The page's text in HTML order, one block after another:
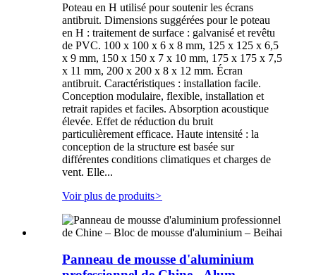
Poteau en H utilisé pour soutenir les écrans
antibruit. Dimensions suggérées pour le poteau
en H : traitement de surface : galvanisé et revêtu
de PVC. 100 x 100 x 6 x 8 mm, 125 x 125 x 6,5
x 9 mm, 150 x 150 x 7 x 10 mm, 175 x 175 x 7,5
x 11 mm, 200 x 200 x 8 x 12 mm. Écran
antibruit. Caractéristiques : installation facile.
Conception modulaire, flexible, installation et
retrait rapides et faciles. Absorption acoustique
élevée. Effet de réduction du bruit
particulièrement efficace. Haute intensité : la
conception de la structure est basée sur
différentes conditions climatiques et charges de
vent. Elle...
Voir plus de produits>
Panneau de mousse d'aluminium